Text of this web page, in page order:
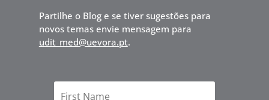
Partilhe o Blog e se tiver sugestões para
novos temas envie mensagem para
udit_med@uevora.pt.